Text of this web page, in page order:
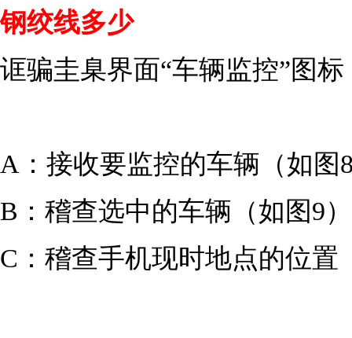
钢绞线多少
诓骗圭臬界面“车辆监控”图
A：接收要监控的车辆（如图
B：稽查选中的车辆（如图9
C：稽查手机现时地点的位置